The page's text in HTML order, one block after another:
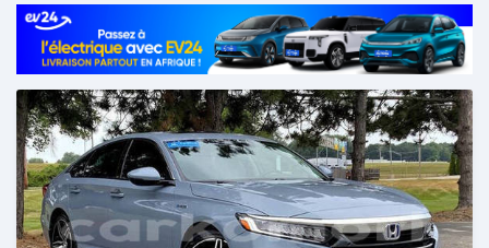
Publié il y a plus d'un an